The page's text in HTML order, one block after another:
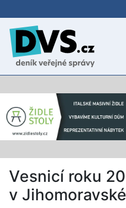
Vesnicí roku
v